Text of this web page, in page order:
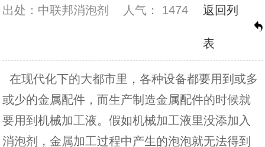
出处：中联邦消泡剂 人气： 1474 返回列
表
在现代化下的大都市里，各种设备都要用到或多
或少的金属配件，而生产制造金属配件的时候就
要用到机械加工液。假如机械加工液里没添加入
消泡剂，金属加工过程中产生的泡泡就无法得到